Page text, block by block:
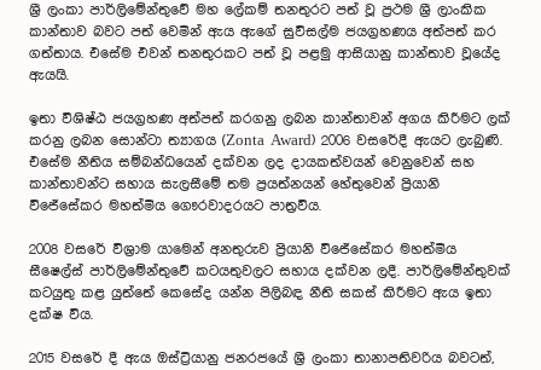
ශ්‍රී ලංකා පාර්ලිමේන්තුවේ මහ ලේකම් තනතුරට පත් වූ ප්‍රථම ශ්‍රී ලාංකික
කාන්තාව බවට පත් වෙමින් ඇය ඇගේ සුවිසල්ම ජයග්‍රහණය අත්පත් කර
ගත්තාය. එසේම එවන් තනතුරකට පත් වූ පළමු ආසියානු කාන්තාව වූයේද
ඇයයි.
ඉතා විශිෂ්ඨ ජයග්‍රහණ අත්පත් කරගනු ලබන කාන්තාවන් අගය කිරීමට ලක්
කරනු ලබන සොන්ටා ත්‍යාගය (Zonta Award) 2006 වසරේදී ඇයට ලැබුණි.
එසේම නීතිය සම්බන්ධයෙන් දක්වන ලද දායකත්වයන් වෙනුවෙන් සහ
කාන්තාවන්ට සහාය සැලසීමේ තම ප්‍රයත්නයන් හේතුවෙන් ප්‍රියානි
විජේසේකර මහත්මිය ගෞරවාදරයට පාත්‍රවිය.
2008 වසරේ විශ්‍රාම යාමෙන් අනතුරුව ප්‍රියානි විජේසේකර මහත්මිය
සීෂෙල්ස් පාර්ලිමේන්තුවේ කටයතුවලට සහාය දක්වන ලදී. පාර්ලිමේන්තුවක්
කටයුතු කළ යුත්තේ කෙසේද යන්න පිලිබඳ නීති සකස් කිරීමට ඇය ඉතා
දක්ෂ විය.
2015 වසරේ දී ඇය ඔස්ට්‍රියානු ජනරජයේ ශ්‍රී ලංකා තානාපතිවරිය බවටත්,